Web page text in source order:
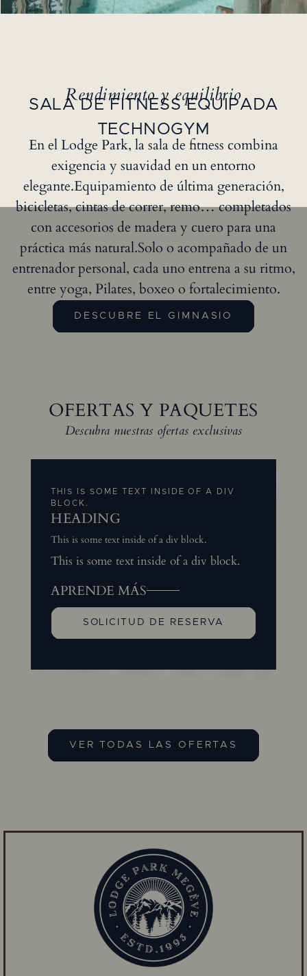
Rendimiento y equilibrio
SALA DE FITNESS EQUIPADA
TECHNOGYM
En el Lodge Park, la sala de fitness combina
exigencia y suavidad en un entorno
elegante.Equipamiento de última generación,
bicicletas, cintas de correr, remo… completados
con accesorios de madera y cuero para una
práctica más natural.Solo o acompañado de un
entrenador personal, cada uno entrena a su ritmo,
entre yoga, Pilates, boxeo o fortalecimiento.
DESCUBRE EL GIMNASIO
OFERTAS Y PAQUETES
Descubra nuestras ofertas exclusivas
THIS IS SOME TEXT INSIDE OF A DIV
BLOCK.
HEADING
This is some text inside of a div block.
This is some text inside of a div block.
APRENDE MÁS
SOLICITUD DE RESERVA
VER TODAS LAS OFERTAS